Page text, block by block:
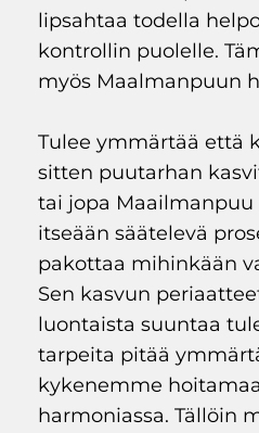
lipsahtaa todella
kontrollin puolelle.
myös Maalmanpuun
Tulee ymmärtää että
sitten puutarhan
tai jopa Maailmanpuu
itseään säätelevä
pakottaa mihinkään
Sen kasvun
luontaista suuntaa
tarpeita pitää
kykenemme
harmoniassa. Tällöin